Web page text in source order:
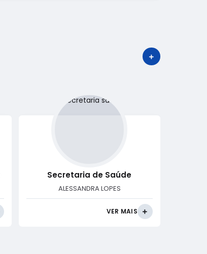
Secretaria de Saúde
ALESSANDRA LOPES
VER MAIS